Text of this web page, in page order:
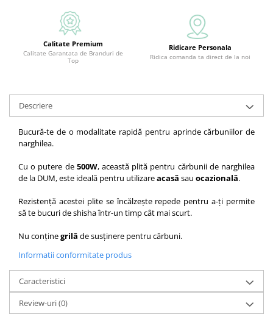
Calitate Premium
Calitate Garantata de Branduri de
Top
Ridicare Personala
Ridica comanda ta direct de la noi
Descriere
Bucură-te de o modalitate rapidă pentru aprinde cărbuniilor de
narghilea.
Cu o putere de 500W, această plită pentru cărbunii de narghilea
de la DUM, este ideală pentru utilizareacasă sau ocazională.
Rezistență acestei plite se încălzește repede pentru a-ți permite
să te bucuri de shisha într-un timp cât mai scurt.
Nu conținegrilă de susținere pentru cărbuni.
Informatii conformitate produs
Caracteristici
Review-uri(0)